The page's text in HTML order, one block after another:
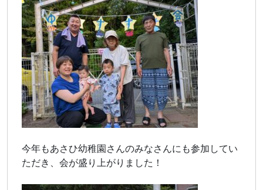
今年もあさひ幼稚園さんのみなさんにも参加してい
ただき、会が盛り上がりました！